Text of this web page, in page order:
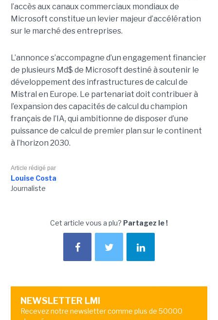
l’accès aux canaux commerciaux mondiaux de
Microsoft constitue un levier majeur d’accélération
sur le marché des entreprises.
L’annonce s’accompagne d’un engagement financier
de plusieurs Md$ de Microsoft destiné à soutenir le
développement des infrastructures de calcul de
Mistral en Europe. Le partenariat doit contribuer à
l’expansion des capacités de calcul du champion
français de l’IA, qui ambitionne de disposer d’une
puissance de calcul de premier plan sur le continent
à l’horizon 2030.
Article rédigé par
Louise Costa
Journaliste
Cet article vous a plu? Partagez le !
NEWSLETTER LMI
Recevez notre newsletter comme plus de 50000